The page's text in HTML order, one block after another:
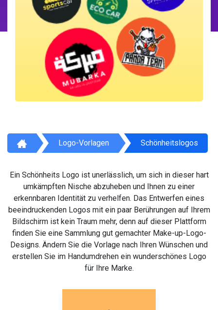
Logo-Vorlagen Schönheitslogos
Ein Schönheits Logo ist unerlässlich, um sich in dieser hart
umkämpften Nische abzuheben und Ihnen zu einer
erkennbaren Identität zu verhelfen. Das Entwerfen eines
beeindruckenden Logos mit ein paar Berührungen auf Ihrem
Bildschirm ist kein Traum mehr, denn auf dieser Plattform
finden Sie eine Sammlung gut gemachter Make-up-Logo-
Designs. Ändern Sie die Vorlage nach Ihren Wünschen und
erstellen Sie im Handumdrehen ein wunderschönes Logo
für Ihre Marke.